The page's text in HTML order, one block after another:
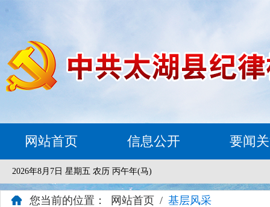
网站首页 信息公开 要闻
2026年8月7日 星期五 农历 丙午年(马)
您当前的位置： 网站首页 / 基层风采